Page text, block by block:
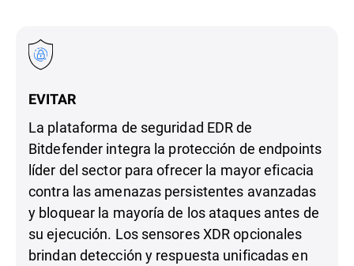
EVITAR
La plataforma de seguridad EDR de
Bitdefender integra la protección de endpoints
líder del sector para ofrecer la mayor eficacia
contra las amenazas persistentes avanzadas
y bloquear la mayoría de los ataques antes de
su ejecución. Los sensores XDR opcionales
brindan detección y respuesta unificadas en